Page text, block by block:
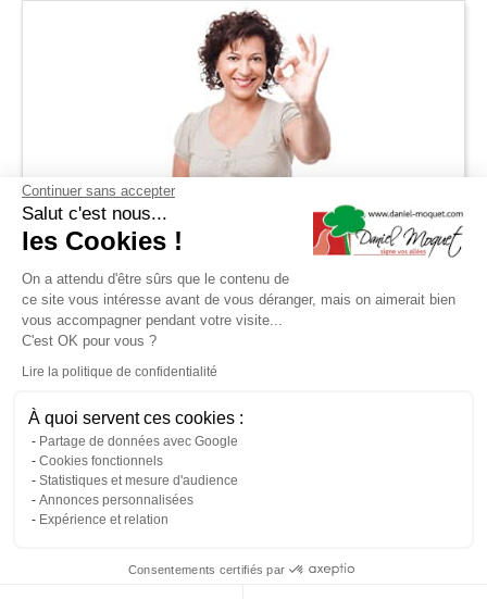
Continuer sans accepter
Salut c'est nous...
les Cookies !
On a attendu d'être sûrs que le contenu de
ce site vous intéresse avant de vous déranger, mais on aimerait bien
vous accompagner pendant votre visite...
C'est OK pour vous ?
Lire la politique de confidentialité
À quoi servent ces cookies :
Partage de données avec Google
Cookies fonctionnels
Statistiques et mesure d'audience
Annonces personnalisées
Expérience et relation
Consentements certifiés par
Besoin d'aide le guide !
Découvrez le
revêtement idéal
COMMENCER